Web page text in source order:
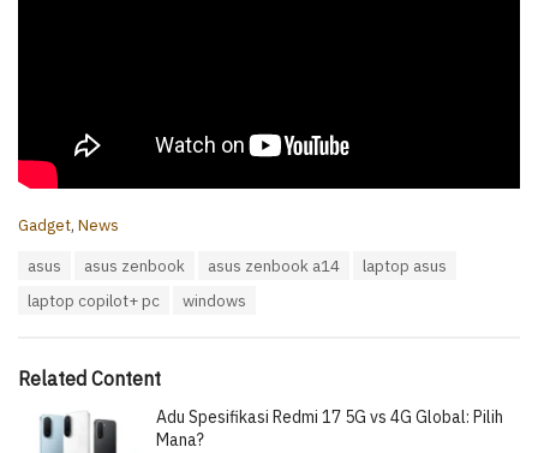
C
i
Gadget, News
asus asus zenbook asus zenbook a14
laptop asus
laptop copilot+ pc
windows
Related Content
Adu Spesifikasi Redmi 17 5G vs 4G Global: Pilih
Mana?